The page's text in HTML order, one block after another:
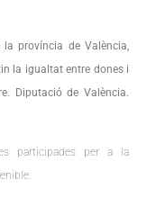
província de València,
la igualtat entre dones i
Diputació de València.
participades per a la